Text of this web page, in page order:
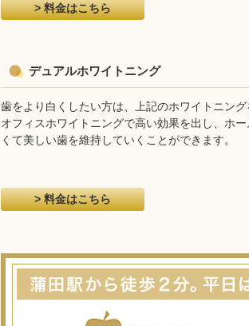
> 料金はこちら
デュアルホワイトニング
歯をより白くしたい方は、上記のホワイトニン
オフィスホワイトニングで高い効果を出し、ホ
くて美しい歯を維持していくことができます。
> 料金はこちら